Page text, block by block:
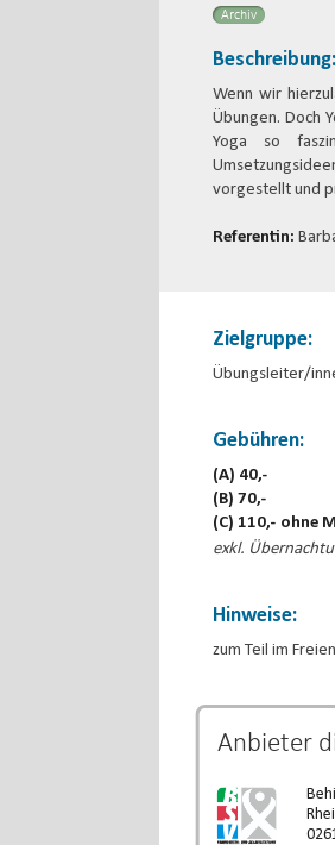
Archiv
Beschreibung:
Wenn wir
Übungen. Doch
Yoga so
vorgestellt und
Referentin:
Zielgruppe:
Übungsleiter/
Gebühren:
(A) 40,-
(B) 70,-
(C) 110,- ohne
exkl.
Hinweise:
zum Teil im Freien
Anbieter